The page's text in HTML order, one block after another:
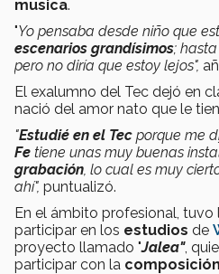
musica.
"Yo pensaba desde niño que
escenarios grandísimos;
pero no diría que estoy lejos",
El exalumno del Tec dejó en
nació del amor nato que le
"Estudié en el Tec porque me
Fe tiene unas muy buenas
grabación, lo cual es muy
ahí", puntualizó.
En el ámbito profesional,
participar en los estudios de
proyecto llamado "Jalea",
participar con la